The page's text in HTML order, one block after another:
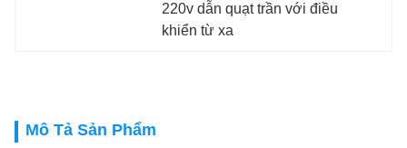
220v dẫn quạt trần với điều
khiển từ xa
Mô Tả Sản Phẩm